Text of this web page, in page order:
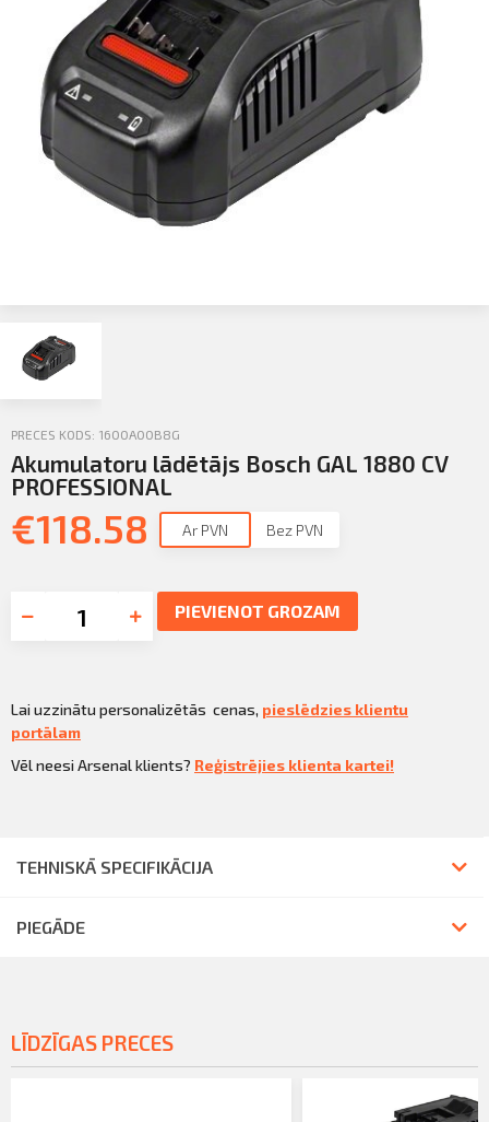
Sazināties
Iziet
PIETEIKTIES
PRECES KODS: 1600A00B8G
Akumulatoru lādētājs Bosch GAL 1880 CV
PROFESSIONAL
€118.58 Ar PVN Bez PVN
PIEVIENOT GROZAM
Lai uzzinātu personalizētās cenas, pieslēdzies klientu
portālam
Vēl neesi Arsenal klients? Reģistrējies klienta kartei!
TEHNISKĀ SPECIFIKĀCIJA
PIEGĀDE
LĪDZĪGAS PRECES